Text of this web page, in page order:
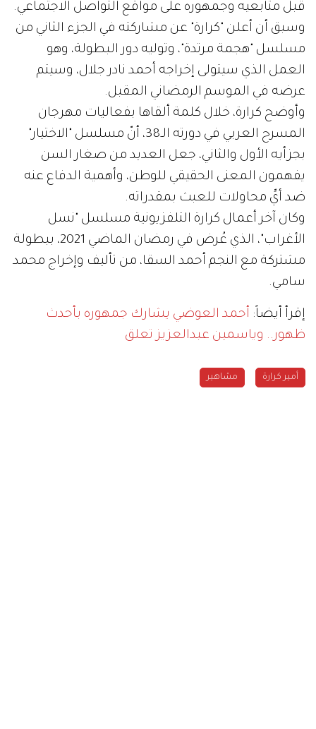
قبل متابعيه وجمهوره على مواقع التواصل الاجتماعي.
وسبق أن أعلن "كرارة" عن مشاركته في الجزء الثاني من
مسلسل "هجمة مرتدة"، وتوليه دور البطولة، وهو
العمل الذي سيتولى إخراجه أحمد نادر جلال، وسيتم
عرضه في الموسم الرمضاني المقبل.
وأوضح كرارة، خلال كلمة ألقاها بفعاليات مهرجان
المسرح العربي في دورته الـ38، أنّ مسلسل "الاختيار"
بجزأيه الأول والثاني، جعل العديد من صغار السن
يفهمون المعنى الحقيقي للوطن، وأهمية الدفاع عنه
ضد أيِّ محاولات للعبث بمقدراته.
وكان آخر أعمال كرارة التلفزيونية مسلسل "نسل
الأغراب"، الذي عُرض في رمضان الماضي 2021، ببطولة
مشتركة مع النجم أحمد السقا، من تأليف وإخراج محمد
سامي.
إقرأ أيضاً: أحمد العوضي يشارك جمهوره بأحدث
ظهور.. وياسمين عبدالعزيز تعلق
أمير كرارة مشاهير